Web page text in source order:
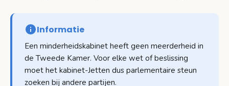
Informatie
Een minderheidskabinet heeft geen meerderheid in
de Tweede Kamer. Voor elke wet of beslissing
moet het kabinet-Jetten dus parlementaire steun
zoeken bij andere partijen.